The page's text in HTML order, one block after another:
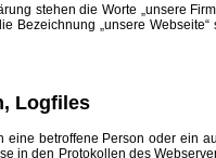
stehen die Worte „unsere
Bezeichnung „unsere
Logfiles
eine betroffene Person oder ein
in den Protokollen des